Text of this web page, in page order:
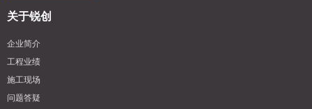
关于锐创
企业简介
工程业绩
施工现场
问题答疑